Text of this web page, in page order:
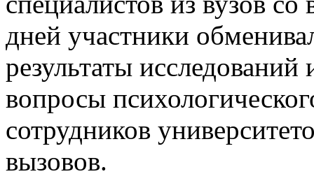
дней участники
результаты
вопросы
сотрудников
вызовов.